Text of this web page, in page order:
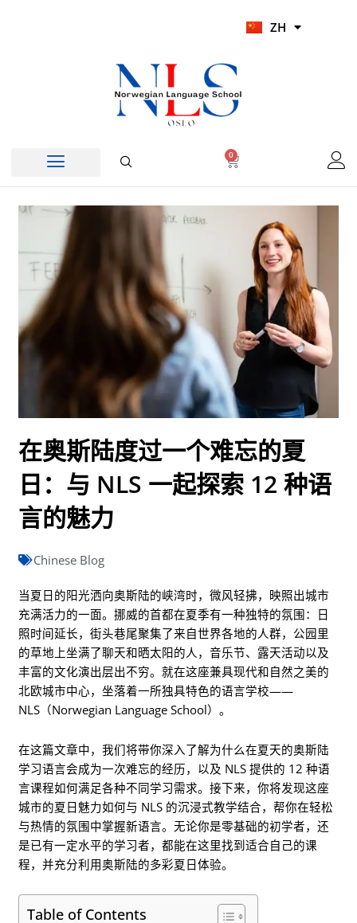
ZH
HI
0
Cart
在奥斯陆度过一个难忘的夏
日：与 NLS 一起探索 12 种语
言的魅力
Chinese Blog
当夏日的阳光洒向奥斯陆的峡湾时，微风轻拂，映照出城市
充满活力的一面。挪威的首都在夏季有一种独特的氛围：日
照时间延长，街头巷尾聚集了来自世界各地的人群，公园里
的草地上坐满了聊天和晒太阳的人，音乐节、露天活动以及
丰富的文化演出层出不穷。就在这座兼具现代和自然之美的
北欧城市中心，坐落着一所独具特色的语言学校——
NLS（Norwegian Language School）。
在这篇文章中，我们将带你深入了解为什么在夏天的奥斯陆
学习语言会成为一次难忘的经历，以及 NLS 提供的 12 种语
言课程如何满足各种不同学习需求。接下来，你将发现这座
城市的夏日魅力如何与 NLS 的沉浸式教学结合，帮你在轻松
与热情的氛围中掌握新语言。无论你是零基础的初学者，还
是已有一定水平的学习者，都能在这里找到适合自己的课
程，并充分利用奥斯陆的多彩夏日体验。
Table of Contents